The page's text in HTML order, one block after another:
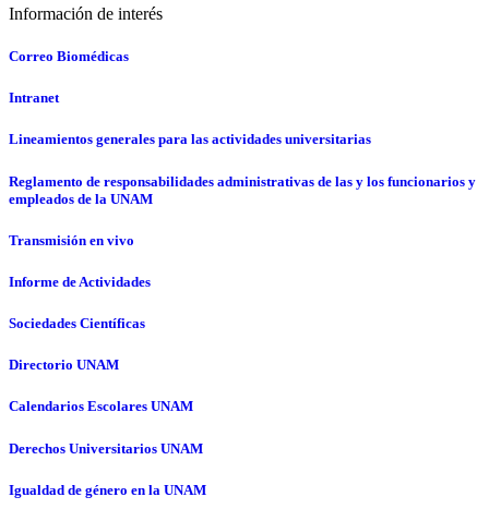
Información de interés
Correo Biomédicas
Intranet
Lineamientos generales para las actividades universitarias
Reglamento de responsabilidades administrativas de las y los funcionarios y
empleados de la UNAM
Transmisión en vivo
Informe de Actividades
Sociedades Científicas
Directorio UNAM
Calendarios Escolares UNAM
Derechos Universitarios UNAM
Igualdad de género en la UNAM